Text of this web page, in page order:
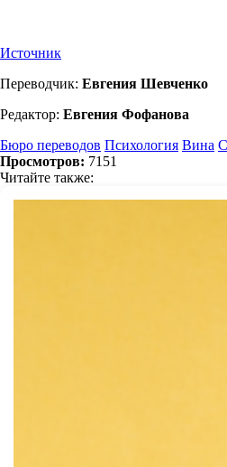
Источник
Переводчик: Евгения Шевченко
Редактор: Евгения Фофанова
Бюро переводов Психология Вина
Просмотров: 7151
Читайте также: